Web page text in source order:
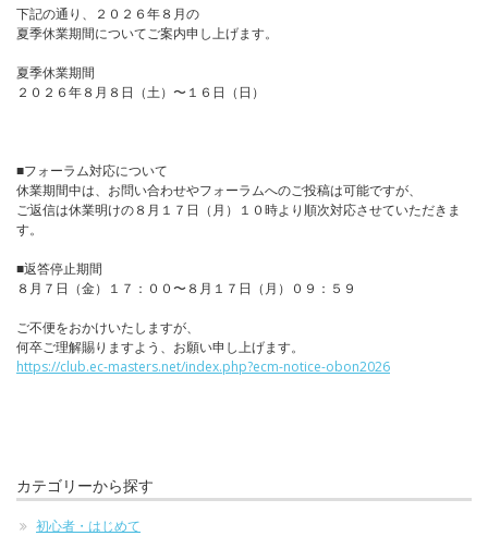
下記の通り、２０２６年８月の
夏季休業期間についてご案内申し上げます。
夏季休業期間
２０２６年８月８日（土）〜１６日（日）
■フォーラム対応について
休業期間中は、お問い合わせやフォーラムへのご投稿は可能ですが、
ご返信は休業明けの８月１７日（月）１０時より順次対応させていただきま
す。
■返答停止期間
８月７日（金）１７：００〜８月１７日（月）０９：５９
ご不便をおかけいたしますが、
何卒ご理解賜りますよう、お願い申し上げます。
https://club.ec-masters.net/index.php?ecm-notice-obon2026
カテゴリーから探す
初心者・はじめて